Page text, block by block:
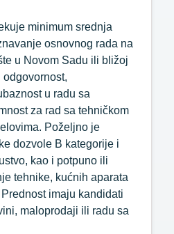
minimum srednja
osnovnog rada na
u Novom Sadu ili bližoj
u radu sa
za rad sa tehničkom
Poželjno je
dozvole B kategorije i
kao i potpuno ili
tehnike, kućnih aparata
imaju kandidati
maloprodaji ili radu sa